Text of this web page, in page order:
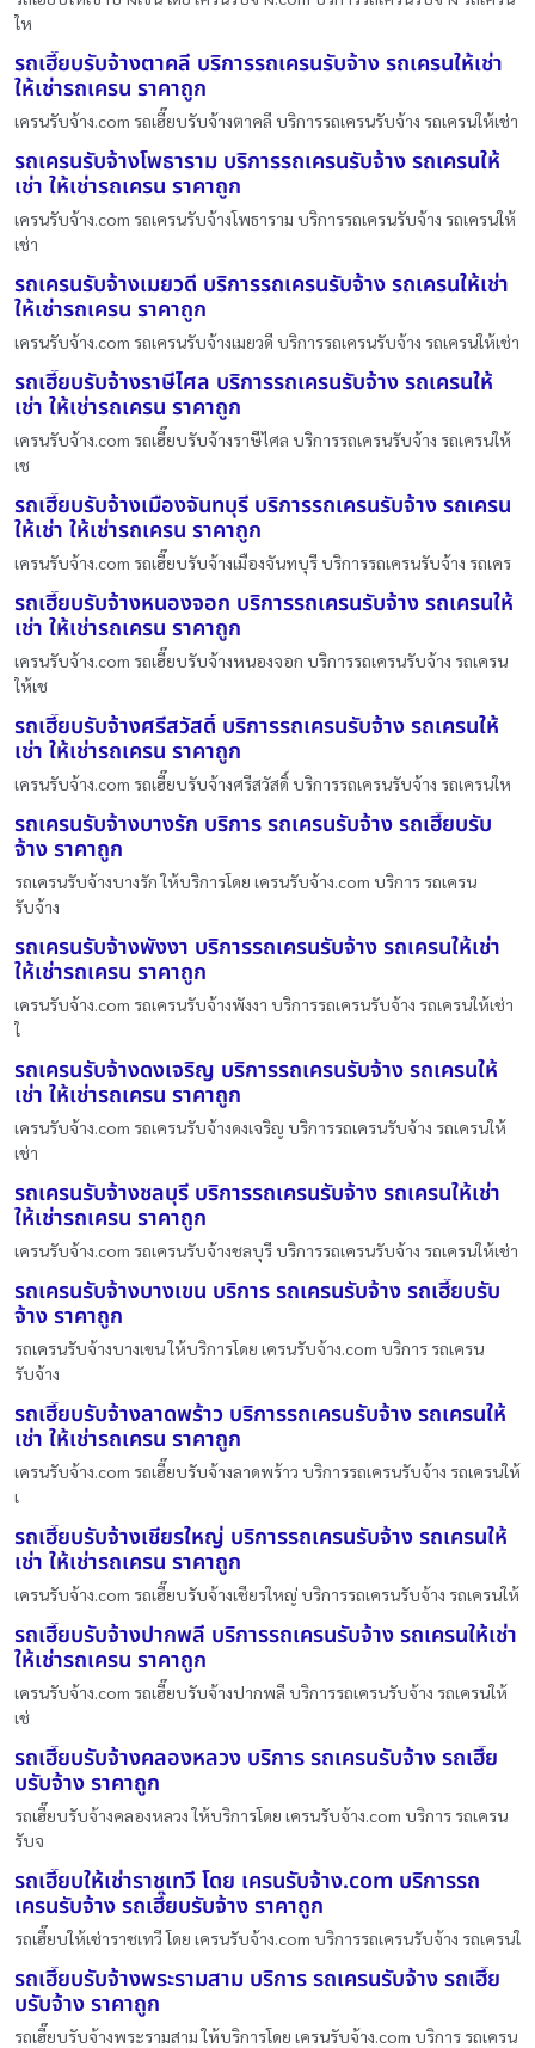
ให
รถเฮี๊ยบรับจ้างตาคลี บริการรถเครนรับจ้าง รถเครนให้เช่า
ให้เช่ารถเครน ราคาถูก
เครนรับจ้าง.com รถเฮี๊ยบรับจ้างตาคลี บริการรถเครนรับจ้าง รถเครนให้เช่า
รถเครนรับจ้างโพธาราม บริการรถเครนรับจ้าง รถเครนให้
เช่า ให้เช่ารถเครน ราคาถูก
เครนรับจ้าง.com รถเครนรับจ้างโพธาราม บริการรถเครนรับจ้าง รถเครนให้
เช่า
รถเครนรับจ้างเมยวดี บริการรถเครนรับจ้าง รถเครนให้เช่า
ให้เช่ารถเครน ราคาถูก
เครนรับจ้าง.com รถเครนรับจ้างเมยวดี บริการรถเครนรับจ้าง รถเครนให้เช่า
รถเฮี๊ยบรับจ้างราษีไศล บริการรถเครนรับจ้าง รถเครนให้
เช่า ให้เช่ารถเครน ราคาถูก
เครนรับจ้าง.com รถเฮี๊ยบรับจ้างราษีไศล บริการรถเครนรับจ้าง รถเครนให้
เช
รถเฮี๊ยบรับจ้างเมืองจันทบุรี บริการรถเครนรับจ้าง รถเครน
ให้เช่า ให้เช่ารถเครน ราคาถูก
เครนรับจ้าง.com รถเฮี๊ยบรับจ้างเมืองจันทบุรี บริการรถเครนรับจ้าง รถเคร
รถเฮี๊ยบรับจ้างหนองจอก บริการรถเครนรับจ้าง รถเครนให้
เช่า ให้เช่ารถเครน ราคาถูก
เครนรับจ้าง.com รถเฮี๊ยบรับจ้างหนองจอก บริการรถเครนรับจ้าง รถเครน
ให้เช
รถเฮี๊ยบรับจ้างศรีสวัสดิ์ บริการรถเครนรับจ้าง รถเครนให้
เช่า ให้เช่ารถเครน ราคาถูก
เครนรับจ้าง.com รถเฮี๊ยบรับจ้างศรีสวัสดิ์ บริการรถเครนรับจ้าง รถเครนให
รถเครนรับจ้างบางรัก บริการ รถเครนรับจ้าง รถเฮี๊ยบรับ
จ้าง ราคาถูก
รถเครนรับจ้างบางรัก ให้บริการโดย เครนรับจ้าง.com บริการ รถเครน
รับจ้าง
รถเครนรับจ้างพังงา บริการรถเครนรับจ้าง รถเครนให้เช่า
ให้เช่ารถเครน ราคาถูก
เครนรับจ้าง.com รถเครนรับจ้างพังงา บริการรถเครนรับจ้าง รถเครนให้เช่า
ใ
รถเครนรับจ้างดงเจริญ บริการรถเครนรับจ้าง รถเครนให้
เช่า ให้เช่ารถเครน ราคาถูก
เครนรับจ้าง.com รถเครนรับจ้างดงเจริญ บริการรถเครนรับจ้าง รถเครนให้
เช่า
รถเครนรับจ้างชลบุรี บริการรถเครนรับจ้าง รถเครนให้เช่า
ให้เช่ารถเครน ราคาถูก
เครนรับจ้าง.com รถเครนรับจ้างชลบุรี บริการรถเครนรับจ้าง รถเครนให้เช่า
รถเครนรับจ้างบางเขน บริการ รถเครนรับจ้าง รถเฮี๊ยบรับ
จ้าง ราคาถูก
รถเครนรับจ้างบางเขน ให้บริการโดย เครนรับจ้าง.com บริการ รถเครน
รับจ้าง
รถเฮี๊ยบรับจ้างลาดพร้าว บริการรถเครนรับจ้าง รถเครนให้
เช่า ให้เช่ารถเครน ราคาถูก
เครนรับจ้าง.com รถเฮี๊ยบรับจ้างลาดพร้าว บริการรถเครนรับจ้าง รถเครนให้
เ
รถเฮี๊ยบรับจ้างเชียรใหญ่ บริการรถเครนรับจ้าง รถเครนให้
เช่า ให้เช่ารถเครน ราคาถูก
เครนรับจ้าง.com รถเฮี๊ยบรับจ้างเชียรใหญ่ บริการรถเครนรับจ้าง รถเครนให้
รถเฮี๊ยบรับจ้างปากพลี บริการรถเครนรับจ้าง รถเครนให้เช่า
ให้เช่ารถเครน ราคาถูก
เครนรับจ้าง.com รถเฮี๊ยบรับจ้างปากพลี บริการรถเครนรับจ้าง รถเครนให้
เช่
รถเฮี๊ยบรับจ้างคลองหลวง บริการ รถเครนรับจ้าง รถเฮี๊ย
บรับจ้าง ราคาถูก
รถเฮี๊ยบรับจ้างคลองหลวง ให้บริการโดย เครนรับจ้าง.com บริการ รถเครน
รับจ
รถเฮี๊ยบให้เช่าราชเทวี โดย เครนรับจ้าง.com บริการรถ
เครนรับจ้าง รถเฮี๊ยบรับจ้าง ราคาถูก
รถเฮี๊ยบให้เช่าราชเทวี โดย เครนรับจ้าง.com บริการรถเครนรับจ้าง รถเครนใ
รถเฮี๊ยบรับจ้างพระรามสาม บริการ รถเครนรับจ้าง รถเฮี๊ย
บรับจ้าง ราคาถูก
รถเฮี๊ยบรับจ้างพระรามสาม ให้บริการโดย เครนรับจ้าง.com บริการ รถเครน